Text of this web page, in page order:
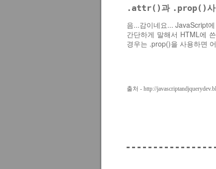
.attr()과 .prop()사
음...감이네요... JavaScript
간단하게 말해서 HTML에
경우는 .prop()을 사용하면
출처 - http://